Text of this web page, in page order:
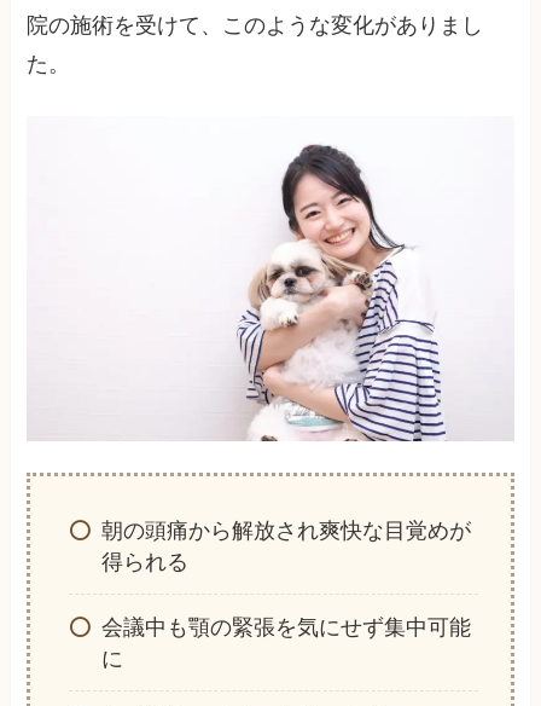
院の施術を受けて、このような変化がありまし
た。
朝の頭痛から解放され爽快な目覚めが
得られる
会議中も顎の緊張を気にせず集中可能
に